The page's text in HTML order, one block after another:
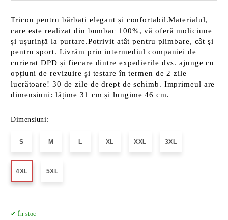
Tricou pentru bărbați elegant și confortabil.Materialul,
care este realizat din bumbac 100%, vă oferă moliciune
și ușurință la purtare.Potrivit atât pentru plimbare, cât şi
pentru sport. Livrăm prin intermediul companiei de
curierat DPD și fiecare dintre expedierile dvs. ajunge cu
opțiuni de revizuire și testare în termen de 2 zile
lucrătoare! 30 de zile de drept de schimb. Imprimeul are
dimensiuni: lățime 31 cm și lungime 46 cm.
Dimensiuni:
S M L XL XXL 3XL
4XL 5XL
✔ În stoc